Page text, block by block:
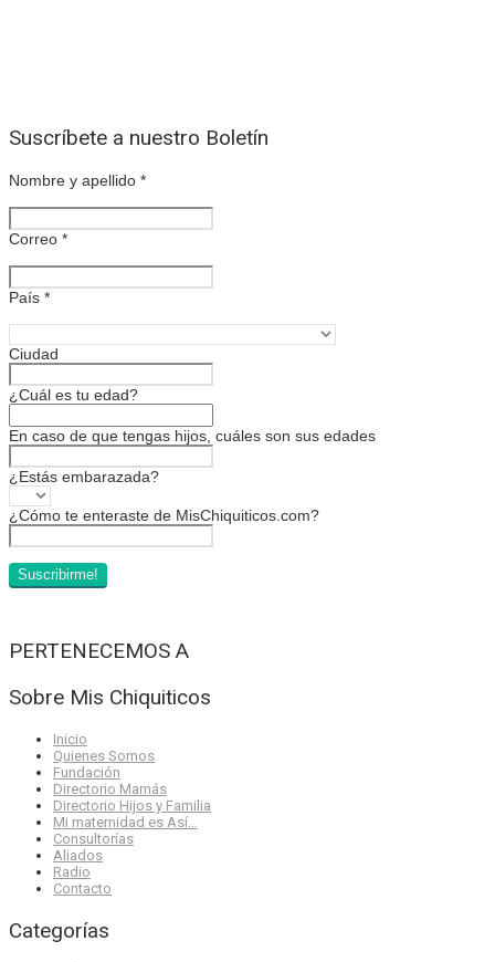
Suscríbete a nuestro Boletín
Nombre y apellido *
Correo *
País *
Ciudad
¿Cuál es tu edad?
En caso de que tengas hijos, cuáles son sus edades
¿Estás embarazada?
¿Cómo te enteraste de MisChiquiticos.com?
PERTENECEMOS A
Sobre Mis Chiquiticos
Inicio
Quienes Somos
Fundación
Directorio Mamás
Directorio Hijos y Familia
Mi maternidad es Así…
Consultorías
Aliados
Radio
Contacto
Categorías